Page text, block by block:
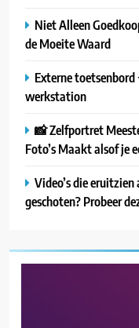
Niet Alleen
de Moeite Waard
Externe
werkstation
📸 Zelfportret
Foto’s Maakt alsof je
Video’s die
geschoten? Probeer